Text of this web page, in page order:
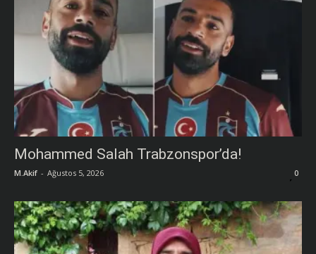
Mohammed Salah Trabzonspor’da!
M.Akif - Ağustos 5, 2026 0